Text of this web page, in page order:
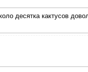
десятка кактусов